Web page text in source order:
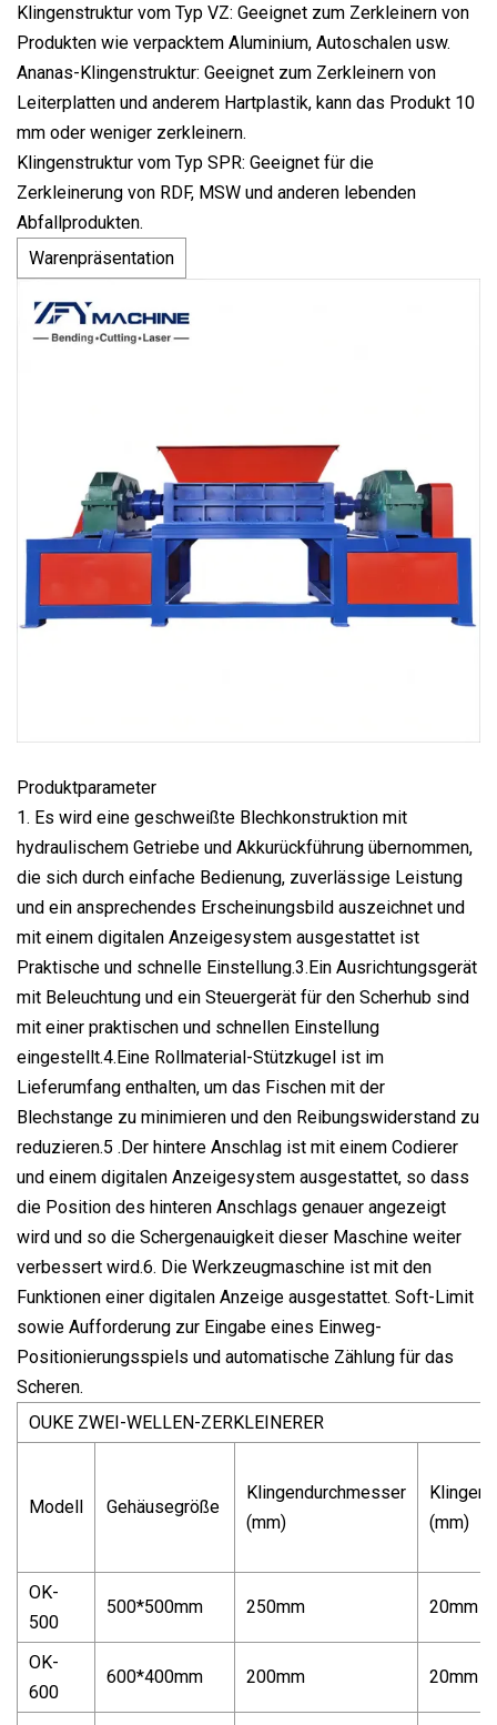
Klingenstruktur vom Typ VZ: Geeignet zum Zerkleinern von
Produkten wie verpacktem Aluminium, Autoschalen usw.
Ananas-Klingenstruktur: Geeignet zum Zerkleinern von
Leiterplatten und anderem Hartplastik, kann das Produkt 10
mm oder weniger zerkleinern.
Klingenstruktur vom Typ SPR: Geeignet für die
Zerkleinerung von RDF, MSW und anderen lebenden
Abfallprodukten.
Warenpräsentation
Produktparameter
1. Es wird eine geschweißte Blechkonstruktion mit
hydraulischem Getriebe und Akkurückführung übernommen,
die sich durch einfache Bedienung, zuverlässige Leistung
und ein ansprechendes Erscheinungsbild auszeichnet und
mit einem digitalen Anzeigesystem ausgestattet ist
Praktische und schnelle Einstellung.3.Ein Ausrichtungsgerät
mit Beleuchtung und ein Steuergerät für den Scherhub sind
mit einer praktischen und schnellen Einstellung
eingestellt.4.Eine Rollmaterial-Stützkugel ist im
Lieferumfang enthalten, um das Fischen mit der
Blechstange zu minimieren und den Reibungswiderstand zu
reduzieren.5 .Der hintere Anschlag ist mit einem Codierer
und einem digitalen Anzeigesystem ausgestattet, so dass
die Position des hinteren Anschlags genauer angezeigt
wird und so die Schergenauigkeit dieser Maschine weiter
verbessert wird.6. Die Werkzeugmaschine ist mit den
Funktionen einer digitalen Anzeige ausgestattet. Soft-Limit
sowie Aufforderung zur Eingabe eines Einweg-
Positionierungsspiels und automatische Zählung für das
Scheren.
OUKE ZWEI-WELLEN-ZERKLEINERER
Modell Gehäusegröße
Klingendurchmesser
(mm)
(mm)
OK-
500
500*500mm 250mm 20mm
OK-
600
600*400mm 200mm 20mm